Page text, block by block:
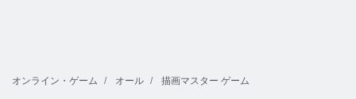
オンライン・ゲーム オール 描画マスター ゲーム